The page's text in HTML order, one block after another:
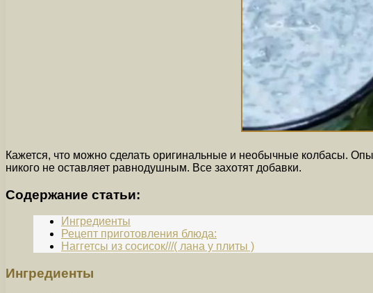
Кажется, что можно сделать оригинальные и необычные колбасы.
никого не оставляет равнодушным. Все захотят добавки.
Содержание статьи:
Ингредиенты
Рецепт приготовления блюда:
Наггетсы из сосисок///( лана у плиты )
Ингредиенты